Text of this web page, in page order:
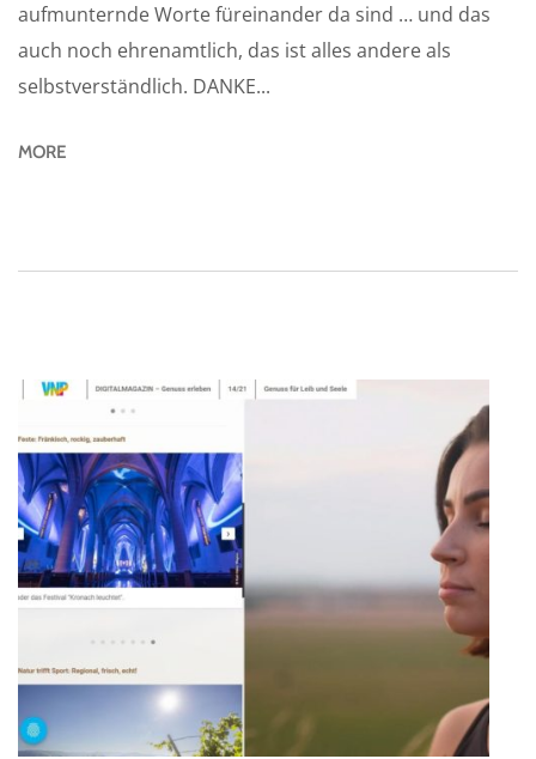
aufmunternde Worte füreinander da sind … und das
auch noch ehrenamtlich, das ist alles andere als
selbstverständlich. DANKE...
MORE